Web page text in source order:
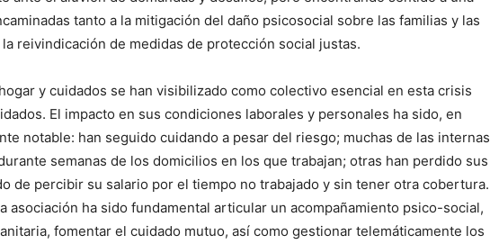
tanto a la mitigación del daño psicosocial sobre las familias y las
reivindicación de medidas de protección social justas.
y cuidados se han visibilizado como colectivo esencial en esta crisis
El impacto en sus condiciones laborales y personales ha sido, en
notable: han seguido cuidando a pesar del riesgo; muchas de las internas
semanas de los domicilios en los que trabajan; otras han perdido sus
de percibir su salario por el tiempo no trabajado y sin tener otra cobertura.
asociación ha sido fundamental articular un acompañamiento psico-social,
fomentar el cuidado mutuo, así como gestionar telemáticamente los